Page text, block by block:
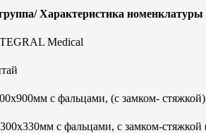
Характеристика номенклатуры
Medical
с фальцами, (с замком-
с фальцами, с замком-